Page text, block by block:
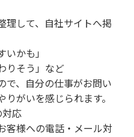
理して、自社サイトへ掲
いかも」
りそう」など
で、自分の仕事がお問い
がいを感じられます。
応
客様への電話・メール対